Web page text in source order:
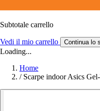
Subtotale carrello
Vedi il mio carrello Continua lo
Loading...
Home
/ Scarpe indoor Asics